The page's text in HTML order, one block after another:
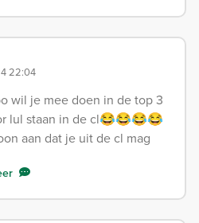
22:04
wil je mee doen in de top 3
lul staan in de cl😂😂😂😂
aan dat je uit de cl mag